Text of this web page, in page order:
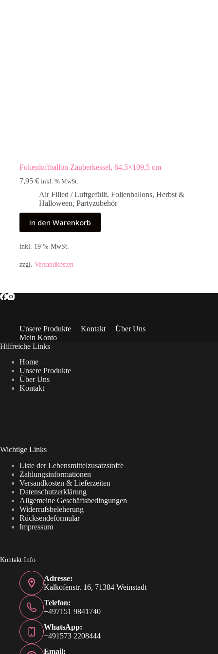
Folienluftballon Zauberkessel, 64,5×109,5 cm
7,95 € inkl. % MwSt.
Air Filled / Luftgefüllt, Folienballons, Herbst &
Halloween, Partyzubehör
In den Warenkorb
inkl. 19 % MwSt.
zzgl. Versandkosten
Unsere Produkte Kontakt
Über Uns
Mein Konto
Hilfreiche Links
Home
Unsere Produkte
Über Uns
Kontakt
Wichtige Links
Liste der Lebensmittelzusatzstoffe
Zahlungsinformationen
Versandkosten & Lieferzeiten
Datenschutzerklärung
Allgemeine Geschäftsbedingungen
Widerrufsbeleherung
Rücksendeformular
Impressum
Kontakt Info
Adresse:
Kalkofenstr. 16, 71384 Weinstadt
Telefon:
+497151 9841740
WhatsApp:
+491573 2208444
Email: